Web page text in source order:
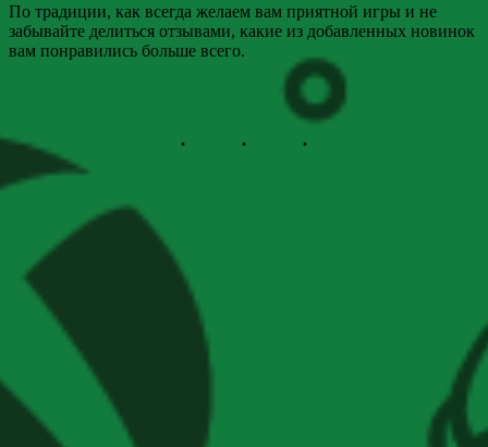
По традиции, как всегда желаем вам приятной игры и не
забывайте делиться отзывами, какие из добавленных новинок
вам понравились больше всего.